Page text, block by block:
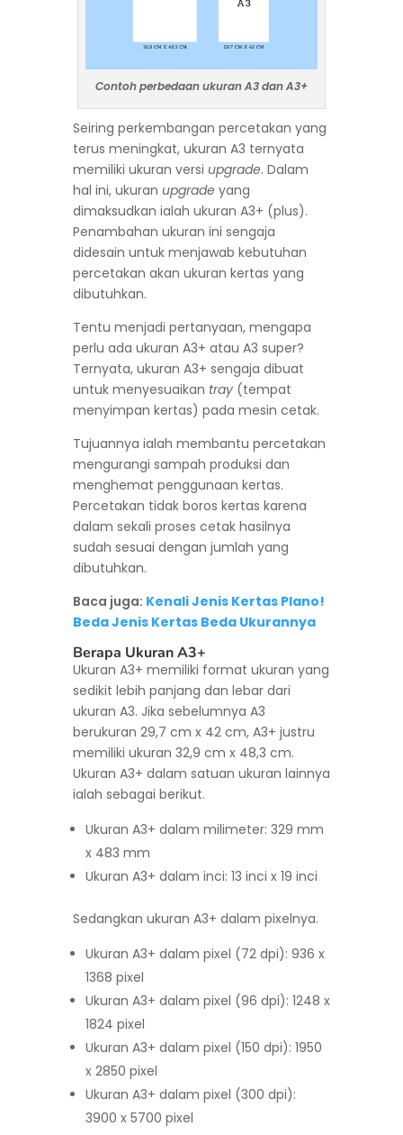
Contoh perbedaan ukuran A3 dan A3+
Seiring perkembangan percetakan yang
terus meningkat, ukuran A3 ternyata
memiliki ukuran versi upgrade. Dalam
hal ini, ukuran upgrade yang
dimaksudkan ialah ukuran A3+ (plus).
Penambahan ukuran ini sengaja
didesain untuk menjawab kebutuhan
percetakan akan ukuran kertas yang
dibutuhkan.
Tentu menjadi pertanyaan, mengapa
perlu ada ukuran A3+ atau A3 super?
Ternyata, ukuran A3+ sengaja dibuat
untuk menyesuaikan tray(tempat
menyimpan kertas) pada mesin cetak.
Tujuannya ialah membantu percetakan
mengurangi sampah produksi dan
menghemat penggunaan kertas.
Percetakan tidak boros kertas karena
dalam sekali proses cetak hasilnya
sudah sesuai dengan jumlah yang
dibutuhkan.
Baca juga: Kenali Jenis Kertas Plano!
Beda Jenis Kertas Beda Ukurannya
Berapa Ukuran A3+
Ukuran A3+ memiliki format ukuran yang
sedikit lebih panjang dan lebar dari
ukuran A3. Jika sebelumnya A3
berukuran 29,7 cm x 42 cm, A3+ justru
memiliki ukuran 32,9 cm x 48,3 cm.
Ukuran A3+ dalam satuan ukuran lainnya
ialah sebagai berikut.
Ukuran A3+ dalam milimeter: 329 mm
x 483 mm
Ukuran A3+ dalam inci: 13 inci x 19 inci
Sedangkan ukuran A3+ dalam pixelnya.
Ukuran A3+ dalam pixel (72 dpi): 936 x
1368 pixel
Ukuran A3+ dalam pixel (96 dpi): 1248 x
1824 pixel
Ukuran A3+ dalam pixel (150 dpi): 1950
x 2850 pixel
Ukuran A3+ dalam pixel (300 dpi):
3900 x 5700 pixel